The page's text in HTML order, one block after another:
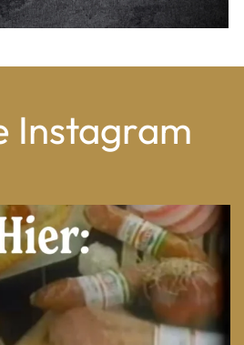
Instagram
basements to candlelit condo...
8 0